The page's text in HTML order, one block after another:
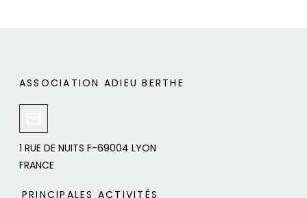
ASSOCIATION ADIEU BERTHE
1 RUE DE NUITS F-69004 LYON
FRANCE
PRINCIPALES ACTIVITÉS